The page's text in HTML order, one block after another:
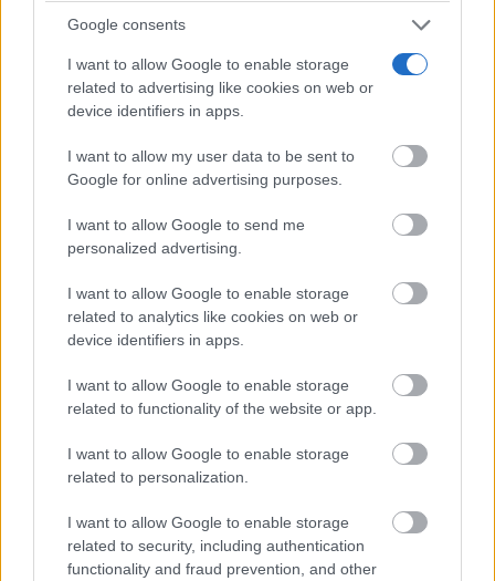
Google consents
I want to allow Google to enable storage
related to advertising like cookies on web or
device identifiers in apps.
I want to allow my user data to be sent to
Google for online advertising purposes.
I want to allow Google to send me
personalized advertising.
I want to allow Google to enable storage
related to analytics like cookies on web or
device identifiers in apps.
I want to allow Google to enable storage
related to functionality of the website or app.
I want to allow Google to enable storage
related to personalization.
I want to allow Google to enable storage
related to security, including authentication
functionality and fraud prevention, and other
¿Ves caras en enchufes, coches o nubes? Tiene
explicación